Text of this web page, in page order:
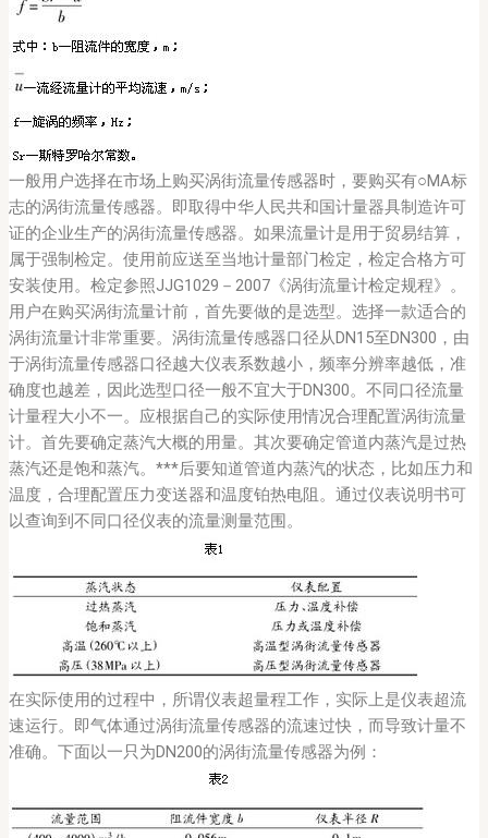
一般用户选择在市场上购买涡街流量传感器时，要购买有○MA标
志的涡街流量传感器。即取得中华人民共和国计量器具制造许可
证的企业生产的涡街流量传感器。如果流量计是用于贸易结算，
属于强制检定。使用前应送至当地计量部门检定，检定合格方可
安装使用。检定参照JJG1029－2007《涡街流量计检定规程》。
用户在购买涡街流量计前，首先要做的是选型。选择一款适合的
涡街流量计非常重要。涡街流量传感器口径从DN15至DN300，由
于涡街流量传感器口径越大仪表系数越小，频率分辨率越低，准
确度也越差，因此选型口径一般不宜大于DN300。不同口径流量
计量程大小不一。应根据自己的实际使用情况合理配置涡街流量
计。首先要确定蒸汽大概的用量。其次要确定管道内蒸汽是过热
蒸汽还是饱和蒸汽。***后要知道管道内蒸汽的状态，比如压力和
温度，合理配置压力变送器和温度铂热电阻。通过仪表说明书可
以查询到不同口径仪表的流量测量范围。
在实际使用的过程中，所谓仪表超量程工作，实际上是仪表超流
速运行。即气体通过涡街流量传感器的流速过快，而导致计量不
准确。下面以一只为DN200的涡街流量传感器为例：